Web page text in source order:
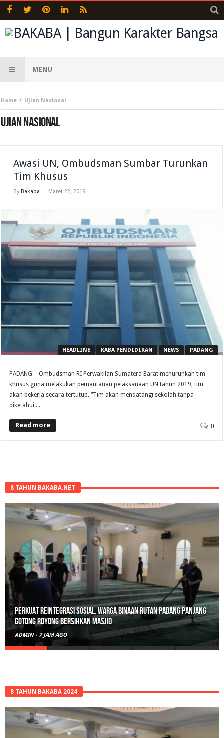
MENU
Home Ujian Nasional
UJIAN NASIONAL
Awasi UN, Ombudsman Sumbar Turunkan
Tim Khusus
By Bakaba - Maret 22, 2019
HEADLINE KABA PENDIDIKAN NEWS PADANG
PADANG – Ombudsman RI Perwakilan Sumatera Barat menurunkan tim
khusus guna melakukan pemantauan pelaksanaan UN tahun 2019, tim
akan bekerja secara tertutup. “Tim akan mendatangi sekolah tanpa
diketahui ...
Read more 0
8 TAHUN BAKABA.NET
Perkuat Reintegrasi Sosial, Warga Binaan Rutan Padang Panjang
Gotong Royong Bersihkan Masjid
ADMIN - 7 JAM AGO
8 TAHUN BAKABA 2024